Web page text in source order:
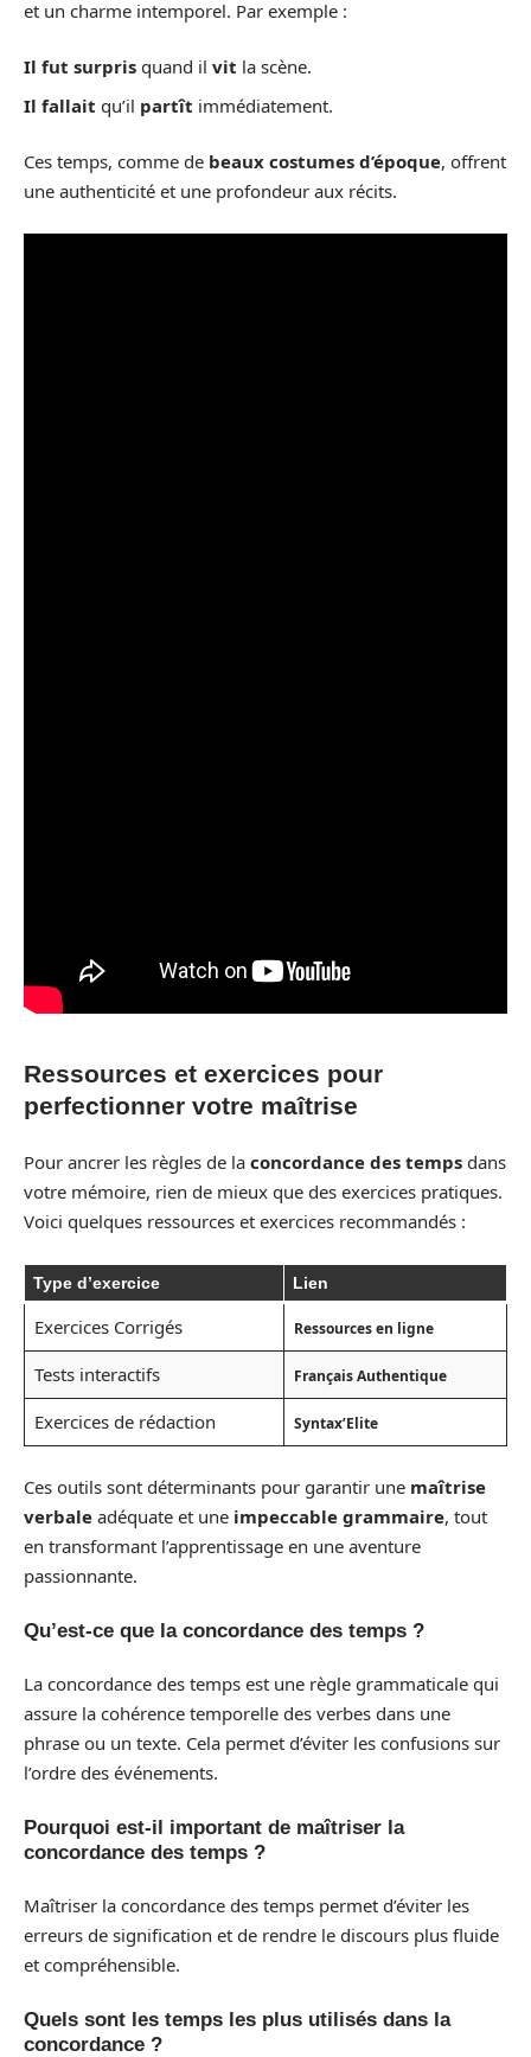
et un charme intemporel. Par exemple :
Il fut surpris quand il vit la scène.
Il fallait qu’il partît immédiatement.
Ces temps, comme de beaux costumes d’époque, offrent
une authenticité et une profondeur aux récits.
Ressources et exercices pour
perfectionner votre maîtrise
Pour ancrer les règles de la concordance des temps dans
votre mémoire, rien de mieux que des exercices pratiques.
Voici quelques ressources et exercices recommandés :
Type d’exercice Lien
Exercices Corrigés Ressources en ligne
Tests interactifs Français Authentique
Exercices de rédaction Syntax’Elite
Ces outils sont déterminants pour garantir une maîtrise
verbale adéquate et une impeccable grammaire, tout
en transformant l’apprentissage en une aventure
passionnante.
Qu’est-ce que la concordance des temps ?
La concordance des temps est une règle grammaticale qui
assure la cohérence temporelle des verbes dans une
phrase ou un texte. Cela permet d’éviter les confusions sur
l’ordre des événements.
Pourquoi est-il important de maîtriser la
concordance des temps ?
Maîtriser la concordance des temps permet d’éviter les
erreurs de signification et de rendre le discours plus fluide
et compréhensible.
Quels sont les temps les plus utilisés dans la
concordance ?